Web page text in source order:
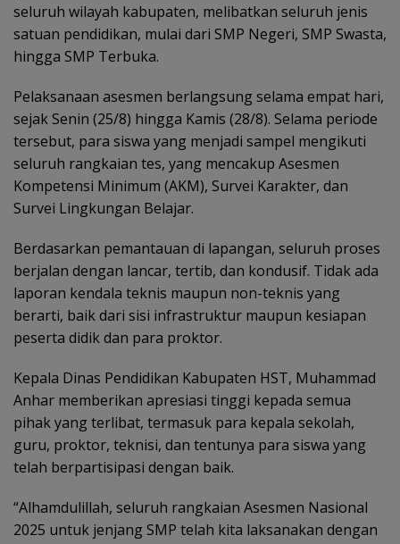
seluruh wilayah kabupaten, melibatkan seluruh jenis
satuan pendidikan, mulai dari SMP Negeri, SMP Swasta,
hingga SMP Terbuka.
Pelaksanaan asesmen berlangsung selama empat hari,
sejak Senin (25/8) hingga Kamis (28/8). Selama periode
tersebut, para siswa yang menjadi sampel mengikuti
seluruh rangkaian tes, yang mencakup Asesmen
Kompetensi Minimum (AKM), Survei Karakter, dan
Survei Lingkungan Belajar.
Berdasarkan pemantauan di lapangan, seluruh proses
berjalan dengan lancar, tertib, dan kondusif. Tidak ada
laporan kendala teknis maupun non-teknis yang
berarti, baik dari sisi infrastruktur maupun kesiapan
peserta didik dan para proktor.
Kepala Dinas Pendidikan Kabupaten HST, Muhammad
Anhar memberikan apresiasi tinggi kepada semua
pihak yang terlibat, termasuk para kepala sekolah,
guru, proktor, teknisi, dan tentunya para siswa yang
telah berpartisipasi dengan baik.
“Alhamdulillah, seluruh rangkaian Asesmen Nasional
2025 untuk jenjang SMP telah kita laksanakan dengan